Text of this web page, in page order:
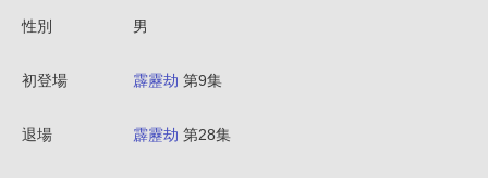
性別 男
初登場 霹靂劫 第9集
退場 霹靂劫 第28集